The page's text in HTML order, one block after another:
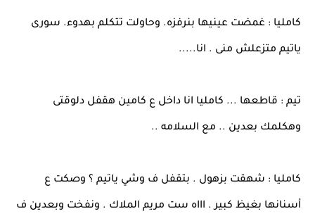
كامليا : غمضت عينيها بنرفزه. وحاولت تتكلم بهدوء. سورى
ياتيم متزعلش منى . انا.....
تيم : قاطعها ... كامليا انا داخل ع كامين هقفل دلوقتى
وهكلمك بعدين .. مع السلامه ..
كامليا : شهقت بزهول . بتقفل ف وشي ياتيم ؟ وصكت ع
أسنانها بغيظ كبير . اااه ست مريم الملاك . ونفخت وبعدين ف